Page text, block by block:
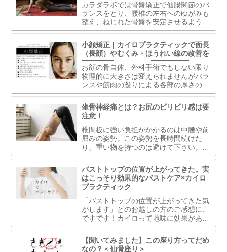
カラダラボでは骨盤矯正で仙腸関節のバ
ランスをとり、腰椎の左右へのゆがみも
整え、ねじれた骨盤を安定させるようア
プローチします。骨盤を安定させること
で体全体のバランス整え、骨盤のゆがみ
が原因で生じた状態の改善を目指しま
す。
小顔矯正｜カイロプラクティックで面長
（長顔）やむくみ・ほうれい線の改善を
お顔の骨自体、外科手術でもしない限り
物理的に大きさは変えられませんがバラ
ンスや筋肉の凝りによる各部の厚さの違
いを調整することは可能です。バランス
で重視するのは下顎と鼻骨と頬骨の水平
ライン・縦ライン・中間のライン。多く
の場合はこの部位の調整が重要といえま
す。
坐骨神経痛とは？お尻のピリピリ感は要
注意！
椎間板に強い負担がかかるのは中腰や前
屈みの姿勢。この姿勢を長時間続けた
り、重い物を持つのは避けて下さい。ま
た長時間座っている事も椎間板には過度
な負担がかかりますし、座っている姿勢
によってはお尻周りの筋肉への影響もあ
ります。
バストトップの位置が上がってきた。実
はこっそり効果的なバストケア×カイロ
プラクティック
「バストトップの位置が上がってきた気
がします」とのお越しの方のご感想に、
ですです！カイロって地味に効果がある
んです。バストケアに対するカイロプラ
クティックの視点は単に胸部の問題とし
て捉えるのではなく、全身の骨格・筋
【聞いてみました】この座り方ってだめ
なの？＜仙骨座り＞